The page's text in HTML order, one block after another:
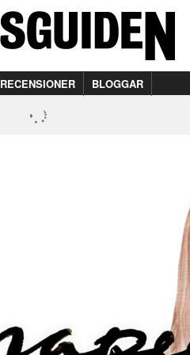
RECENSIONER BLOGGAR